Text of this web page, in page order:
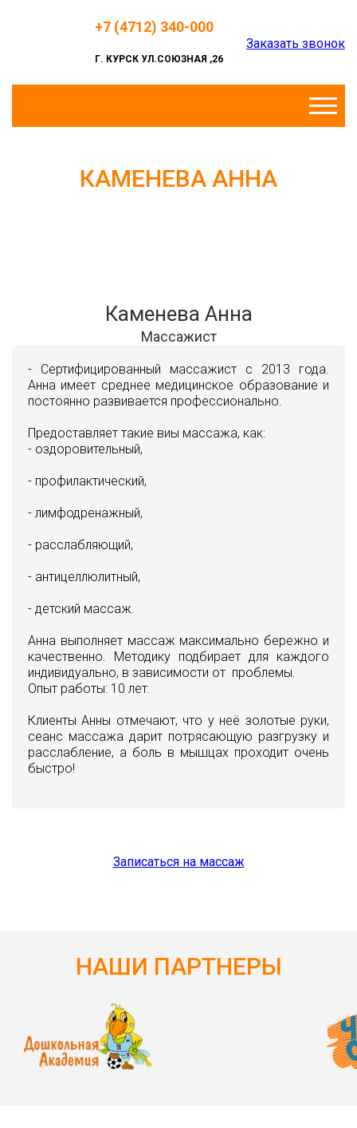
+7 (4712) 340-000
Г. КУРСК УЛ.СОЮЗНАЯ ,26
Заказать звонок
КАМЕНЕВА АННА
Каменева Анна
Массажист
- Сертифицированный массажист с 2013 года.
Анна имеет среднее медицинское образование и
постоянно развивается профессионально.
Предоставляет такие виы массажа, как:
- оздоровительный,
- профилактический,
- лимфодренажный,
- расслабляющий,
- антицеллюлитный,
- детский массаж.
Анна выполняет массаж максимально бережно и
качественно. Методику подбирает для каждого
индивидуально, в зависимости от проблемы.
Опыт работы: 10 лет.
Клиенты Анны отмечают, что у неё золотые руки,
сеанс массажа дарит потрясающую разгрузку и
расслабление, а боль в мышцах проходит очень
быстро!
Записаться на массаж
НАШИ ПАРТНЕРЫ